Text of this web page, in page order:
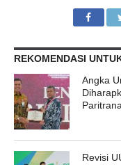
REKOMENDASI
Angka
Revisi